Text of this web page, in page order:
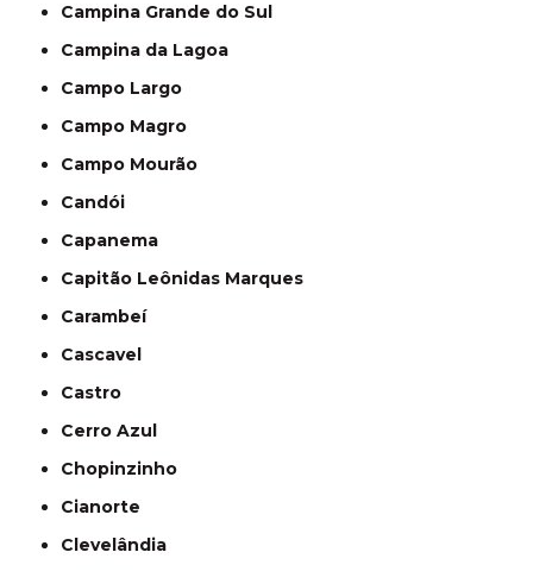
Campina Grande do Sul
Campina da Lagoa
Campo Largo
Campo Magro
Campo Mourão
Candói
Capanema
Capitão Leônidas Marques
Carambeí
Cascavel
Castro
Cerro Azul
Chopinzinho
Cianorte
Clevelândia